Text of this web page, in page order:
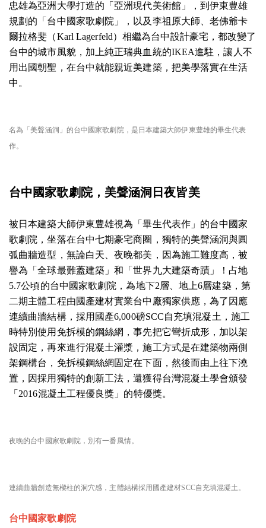
忠雄為亞洲大學打造的「亞洲現代美術館」，到伊東豊雄
規劃的「台中國家歌劇院」，以及李祖原大師、老佛爺卡
爾拉格斐（Karl Lagerfeld）相繼為台中設計豪宅，都改變了
台中的城市風貌，加上純正瑞典血統的IKEA進駐，讓人不
用出國朝聖，在台中就能親近美建築，把美學落實在生活
中。
名為「美聲涵洞」的台中國家歌劇院，是日本建築大師伊東豊雄的畢生代表
作。
台中國家歌劇院，美聲涵洞日夜皆美
被日本建築大師伊東豊雄視為「畢生代表作」的台中國家
歌劇院，坐落在台中七期豪宅商圈，獨特的美聲涵洞與圓
弧曲牆造型，無論白天、夜晚都美，因為施工難度高，被
譽為「全球最難蓋建築」和「世界九大建築奇蹟」！占地
5.7公頃的台中國家歌劇院，為地下2層、地上6層建築，第
二期主體工程由國產建材實業台中廠獨家供應，為了因應
連續曲牆結構，採用國產6,000磅SCC自充填混凝土，施工
時特別使用免拆模的鋼絲網，事先把它彎折成形，加以架
設固定，再來進行混凝土灌漿，施工方式是在建築物兩側
架鋼構台，免拆模鋼絲網固定在下面，然後而由上往下澆
置，因採用獨特的創新工法，還獲得台灣混凝土學會頒發
「2016混凝土工程優良獎」的特優獎。
夜晚的台中國家歌劇院，別有一番風情。
連續曲牆創造無樑柱的洞穴感，主體結構採用國產建材SCC自充填混凝土。
台中國家歌劇院